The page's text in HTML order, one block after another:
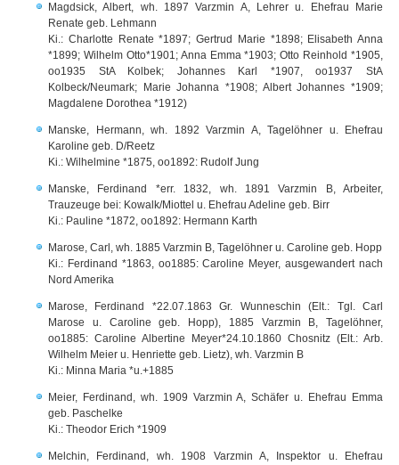
Magdsick, Albert, wh. 1897 Varzmin A, Lehrer u. Ehefrau Marie
Renate geb. Lehmann
Ki.: Charlotte Renate *1897; Gertrud Marie *1898; Elisabeth Anna
*1899; Wilhelm Otto*1901; Anna Emma *1903; Otto Reinhold *1905,
oo1935 StA Kolbek; Johannes Karl *1907, oo1937 StA
Kolbeck/Neumark; Marie Johanna *1908; Albert Johannes *1909;
Magdalene Dorothea *1912)
Manske, Hermann, wh. 1892 Varzmin A, Tagelöhner u. Ehefrau
Karoline geb. D/Reetz
Ki.: Wilhelmine *1875, oo1892: Rudolf Jung
Manske, Ferdinand *err. 1832, wh. 1891 Varzmin B, Arbeiter,
Trauzeuge bei: Kowalk/Miottel u. Ehefrau Adeline geb. Birr
Ki.: Pauline *1872, oo1892: Hermann Karth
Marose, Carl, wh. 1885 Varzmin B, Tagelöhner u. Caroline geb. Hopp
Ki.: Ferdinand *1863, oo1885: Caroline Meyer, ausgewandert nach
Nord Amerika
Marose, Ferdinand *22.07.1863 Gr. Wunneschin (Elt.: Tgl. Carl
Marose u. Caroline geb. Hopp), 1885 Varzmin B, Tagelöhner,
oo1885: Caroline Albertine Meyer*24.10.1860 Chosnitz (Elt.: Arb.
Wilhelm Meier u. Henriette geb. Lietz), wh. Varzmin B
Ki.: Minna Maria *u.+1885
Meier, Ferdinand, wh. 1909 Varzmin A, Schäfer u. Ehefrau Emma
geb. Paschelke
Ki.: Theodor Erich *1909
Melchin, Ferdinand, wh. 1908 Varzmin A, Inspektor u. Ehefrau